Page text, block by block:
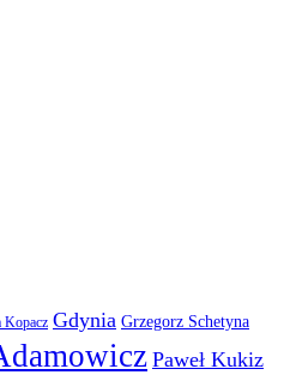
Kopacz Gdynia Grzegorz Schetyna
Paweł Kukiz